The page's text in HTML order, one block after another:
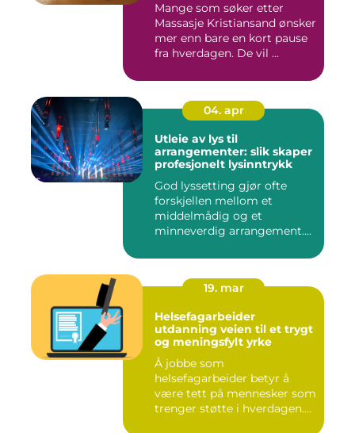
Mange som søker etter
Massasje Kristiansand ønsker
mer enn bare en kort pause
fra hverdagen. De vil ...
04. apr
Utleie av lys til
arrangementer: slik skaper
profesjonelt lysinntrykk
God lyssetting gjør ofte
forskjellen mellom et
middelmådig og et
minneverdig arrangement.
19. mar
Helsefagarbeider
utdanning veien til et trygt
og meningsfylt yrke
Å jobbe som
helsefagarbeider betyr å
være tett på mennesker som
trenger støtte i hverdagen.